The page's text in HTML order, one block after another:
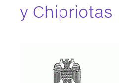
y Chipriotas